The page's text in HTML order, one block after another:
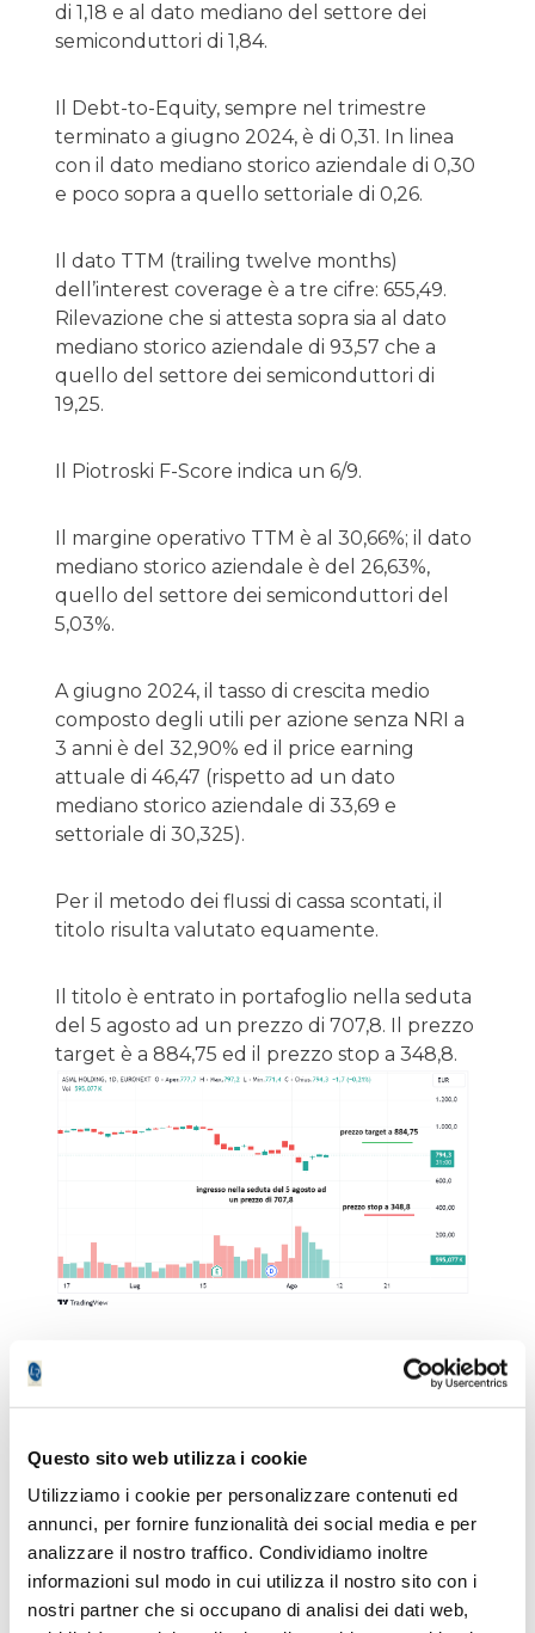
Questo sito web utilizza i cookie
Utilizziamo i cookie per personalizzare contenuti ed
annunci, per fornire funzionalità dei social media e per
analizzare il nostro traffico. Condividiamo inoltre
informazioni sul modo in cui utilizza il nostro sito con i
nostri partner che si occupano di analisi dei dati web,
di 1,18 e al dato mediano del settore dei
semiconduttori di 1,84.
Il Debt-to-Equity, sempre nel trimestre
terminato a giugno 2024, è di 0,31. In linea
con il dato mediano storico aziendale di 0,30
e poco sopra a quello settoriale di 0,26.
Il dato TTM (trailing twelve months)
dell’interest coverage è a tre cifre: 655,49.
Rilevazione che si attesta sopra sia al dato
mediano storico aziendale di 93,57 che a
quello del settore dei semiconduttori di
19,25.
Il Piotroski F-Score indica un 6/9.
Il margine operativo TTM è al 30,66%; il dato
mediano storico aziendale è del 26,63%,
quello del settore dei semiconduttori del
5,03%.
A giugno 2024, il tasso di crescita medio
composto degli utili per azione senza NRI a
3 anni è del 32,90% ed il price earning
attuale di 46,47 (rispetto ad un dato
mediano storico aziendale di 33,69 e
settoriale di 30,325).
Per il metodo dei flussi di cassa scontati, il
titolo risulta valutato equamente.
Il titolo è entrato in portafoglio nella seduta
del 5 agosto ad un prezzo di 707,8. Il prezzo
target è a 884,75 ed il prezzo stop a 348,8.
ADVANCED MICRO DEVICES (NASDAQ:
– Guardiamo ora
Devices, multinazionale che si occupa di
la sua sede principale a Santa Clara
(California).
Anche Advanced Micro Devices presenta